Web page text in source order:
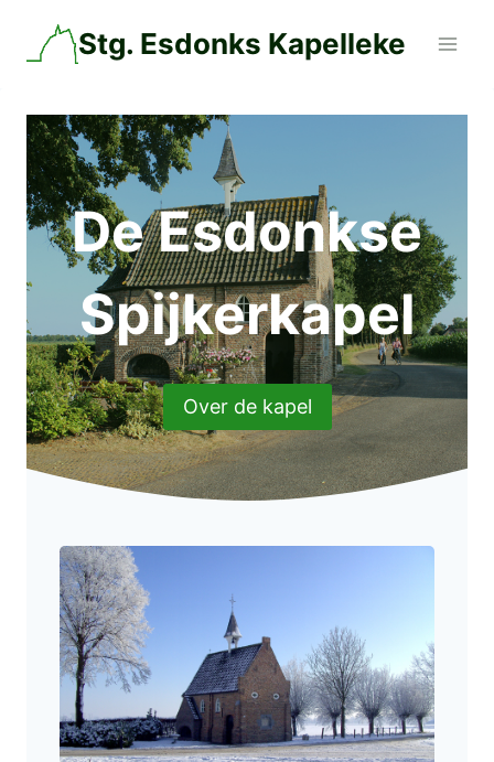
Stg. Esdonks Kapelleke
De Esdonkse
Spijkerkapel
Over de kapel